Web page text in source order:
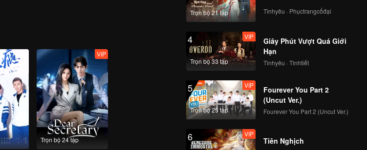
Trọn bộ 24 tập
VIP
Trọn bộ 21 tập Tìnhyêu · Phụctrangcổđại
4
Trọn bộ 33 tập
VIP
Giây Phút Vượt Quá Giới
Hạn
Tìnhyêu · Tìnhtiết
5
Trọn bộ 25 tập
VIP
Fourever You Part 2
(Uncut Ver.)
Fourever You Part 2 (Uncut Ver.)
6 VIP
Tiên Nghịch